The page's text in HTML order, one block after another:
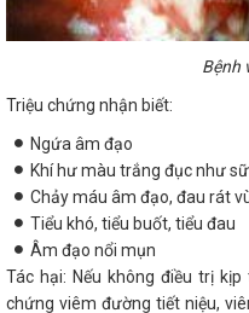
Bệnh
Triệu chứng nhận biết:
Ngứa âm đạo
Khí hư màu trắng đục như
Chảy máu âm đạo, đau rát
Tiểu khó, tiểu buốt, tiểu đau
Âm đạo nổi mụn
Tác hại: Nếu không điều trị
chứng viêm đường tiết niệu,